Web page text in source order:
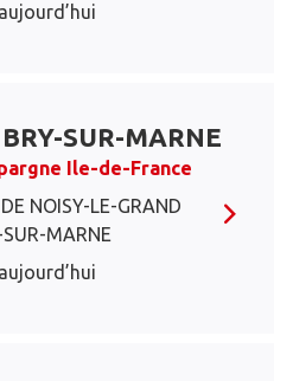
SUR-MARNE
Ile-de-France
NOISY-LE-GRAND
MARNE